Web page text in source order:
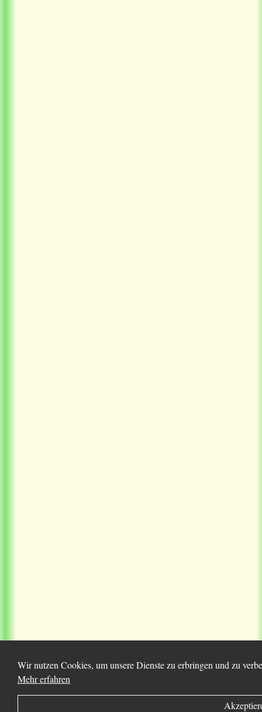
Wir nutzen Cookies, um unsere Dienste zu erbringen und zu
Mehr erfahren